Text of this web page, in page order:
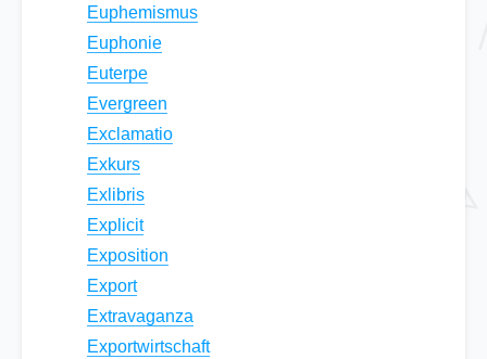
Euphemismus
Euphonie
Euterpe
Evergreen
Exclamatio
Exkurs
Exlibris
Explicit
Exposition
Export
Extravaganza
Exportwirtschaft